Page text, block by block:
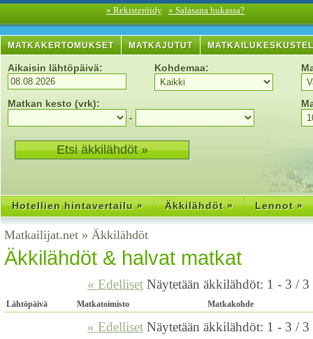
» Rekisteröidy » Salasana hukassa?
MATKAKERTOMUKSET MATKAJUTUT
Aikaisin lähtöpäivä: Kohdemaa:
Matkan kesto (vrk):
-
Hotellien hintavertailu » Äkkilähdöt » Lennot »
Matkailijat.net » Äkkilähdöt
Äkkilähdöt & halvat matkat
« Edelliset Näytetään äkkilähdöt: 1 - 3 / 3
Lähtöpäivä Matkatoimisto Matkakohde
« Edelliset Näytetään äkkilähdöt: 1 - 3 / 3